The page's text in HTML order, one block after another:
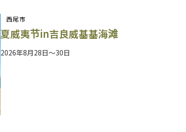
西尾市
夏威夷节in吉良威基基海滩
2026年8月28日～30日